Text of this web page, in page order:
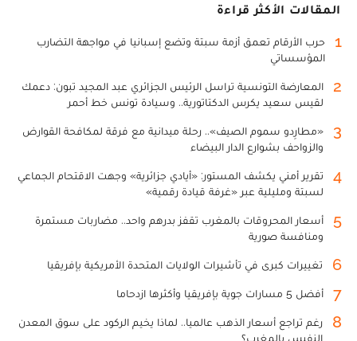
المقالات الأكثر قراءة
1
حرب الأرقام تعمق أزمة سبتة وتضع إسبانيا في مواجهة التضارب
المؤسساتي
2
المعارضة التونسية تراسل الرئيس الجزائري عبد المجيد تبون: دعمك
لقيس سعيد يكرس الدكتاتورية.. وسيادة تونس خط أحمر
3
«مطارِدو سموم الصيف».. رحلة ميدانية مع فرقة لمكافحة القوارض
والزواحف بشوارع الدار البيضاء
4
تقرير أمني يكشف المستور: «أيادي جزائرية» وجهت الاقتحام الجماعي
لسبتة ومليلية عبر «غرفة قيادة رقمية»
5
أسعار المحروقات بالمغرب تقفز بدرهم واحد.. مضاربات مستمرة
ومنافسة صورية
6 تغييرات كبرى في تأشيرات الولايات المتحدة الأمريكية بإفريقيا
7 أفضل 5 مسارات جوية بإفريقيا وأكثرها ازدحاما
8
رغم تراجع أسعار الذهب عالميا.. لماذا يخيم الركود على سوق المعدن
النفيس بالمغرب؟